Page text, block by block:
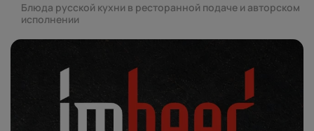
Блюда русской кухни в ресторанной подаче и авторском
исполнении